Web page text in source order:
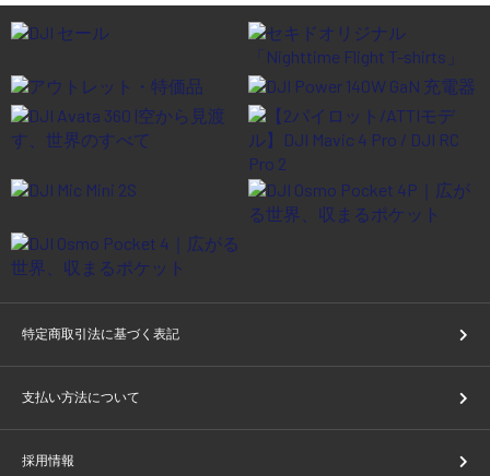
特定商取引法に基づく表記
支払い方法について
採用情報